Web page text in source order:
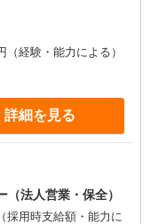
京・神奈川・千葉 ・E
・岐阜・三重 ・Fブロ
賀・大阪・奈良・和歌
：岡山・広島・山口・
徳島・愛媛 ・Hブロ
※初任地の選択は、最低
ます。 ※B・C・Eを
2ブロックの選択が必要
（経験・能力による）
詳細を見る
法人営業・保全）
採用時支給額・能力に